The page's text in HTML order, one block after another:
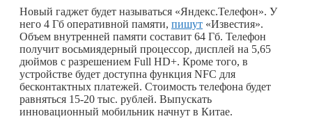
Новый гаджет будет называться «Яндекс.Телефон». У
него 4 Гб оперативной памяти, пишут «Известия».
Объем внутренней памяти составит 64 Гб. Телефон
получит восьмиядерный процессор, дисплей на 5,65
дюймов с разрешением Full HD+. Кроме того, в
устройстве будет доступна функция NFC для
бесконтактных платежей. Стоимость телефона будет
равняться 15-20 тыс. рублей. Выпускать
инновационный мобильник начнут в Китае.